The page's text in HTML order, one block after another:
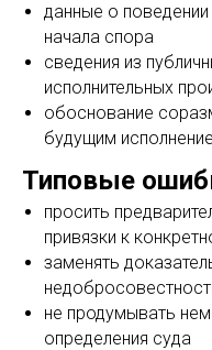
данные о поведении
начала спора
сведения из
исполнительных
обоснование
будущим
Типовые
просить
привязки к
заменять
не продумывать
определения суда